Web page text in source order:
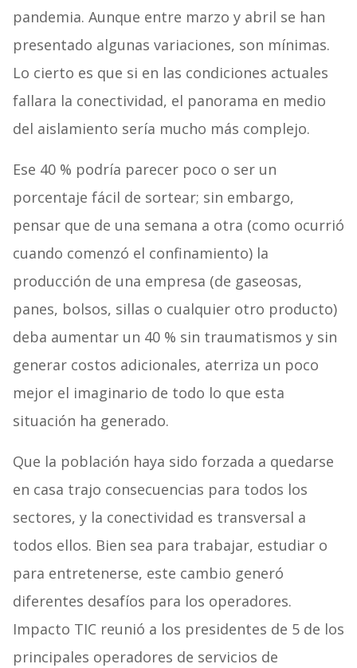
pandemia. Aunque entre marzo y abril se han
presentado algunas variaciones, son mínimas.
Lo cierto es que si en las condiciones actuales
fallara la conectividad, el panorama en medio
del aislamiento sería mucho más complejo.
Ese 40 % podría parecer poco o ser un
porcentaje fácil de sortear; sin embargo,
pensar que de una semana a otra (como ocurrió
cuando comenzó el confinamiento) la
producción de una empresa (de gaseosas,
panes, bolsos, sillas o cualquier otro producto)
deba aumentar un 40 % sin traumatismos y sin
generar costos adicionales, aterriza un poco
mejor el imaginario de todo lo que esta
situación ha generado.
Que la población haya sido forzada a quedarse
en casa trajo consecuencias para todos los
sectores, y la conectividad es transversal a
todos ellos. Bien sea para trabajar, estudiar o
para entretenerse, este cambio generó
diferentes desafíos para los operadores.
Impacto TIC reunió a los presidentes de 5 de los
principales operadores de servicios de